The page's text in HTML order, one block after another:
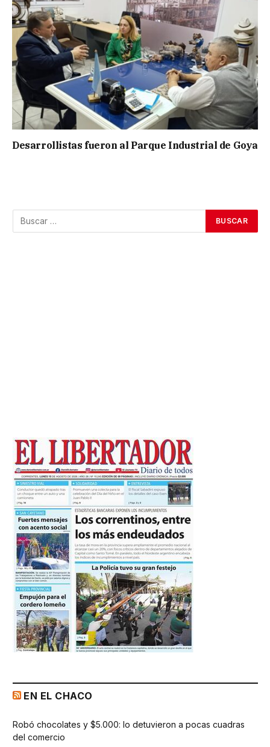
Desarrollistas fueron al Parque Industrial de Goya
EN EL CHACO
Robó chocolates y $5.000: lo detuvieron a pocas cuadras
del comercio